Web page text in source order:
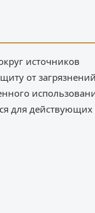
источников
от
для действующих